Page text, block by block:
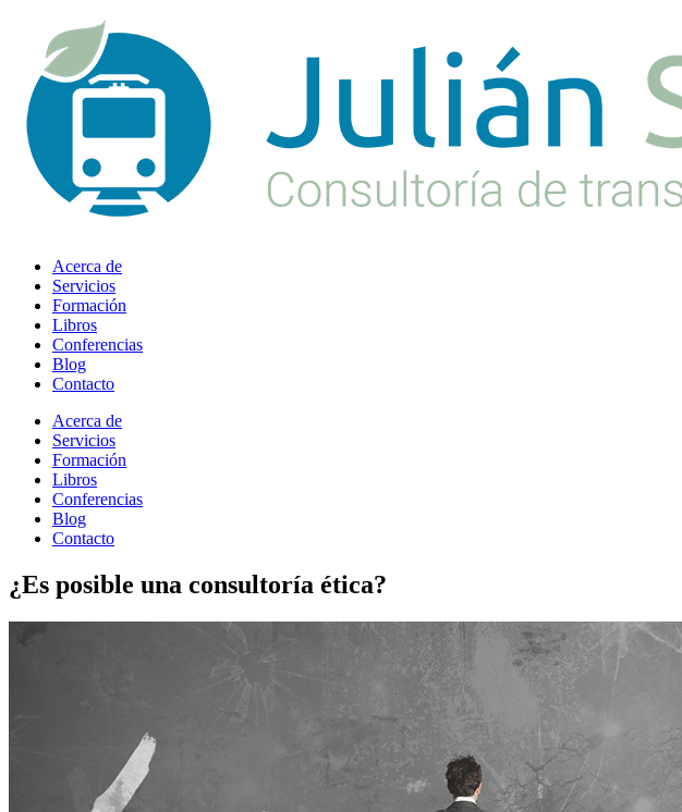
contenido
Acerca de
Servicios
Formación
Libros
Conferencias
Blog
Contacto
Acerca de
Servicios
Formación
Libros
Conferencias
Blog
Contacto
¿Es posible una consultoría ética?